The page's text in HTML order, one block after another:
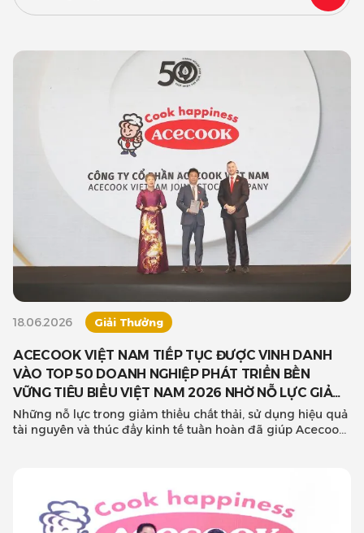
18.06.2026 Giải Thưởng
ACECOOK VIỆT NAM TIẾP TỤC ĐƯỢC VINH DANH
VÀO TOP 50 DOANH NGHIỆP PHÁT TRIỂN BỀN
VỮNG TIÊU BIỂU VIỆT NAM 2026 NHỜ NỖ LỰC GIẢM
THIỂU RÁC THẢI
Những nỗ lực trong giảm thiểu chất thải, sử dụng hiệu quả
tài nguyên và thúc đẩy kinh tế tuần hoàn đã giúp Acecook